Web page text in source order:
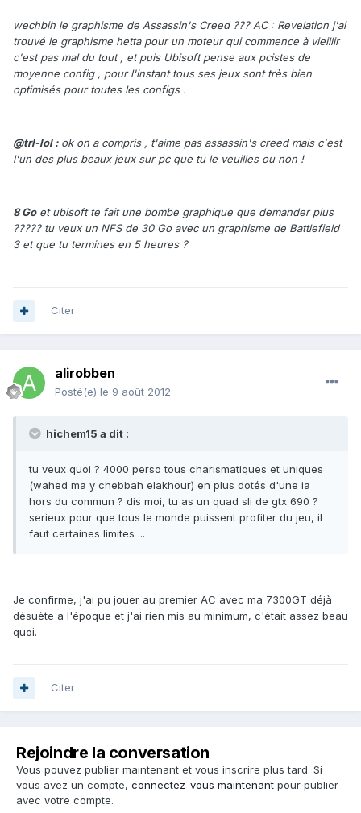
wechbih le graphisme de Assassin's Creed ??? AC : Revelation j'ai
trouvé le graphisme hetta pour un moteur qui commence à vieillir
c'est pas mal du tout , et puis Ubisoft pense aux pcistes de
moyenne config , pour l'instant tous ses jeux sont très bien
optimisés pour toutes les configs .
@trl-lol :ok on a compris , t'aime pas assassin's creed mais c'est
l'un des plus beaux jeux sur pc que tu le veuilles ou non !
8 Goet ubisoft te fait une bombe graphique que demander plus
????? tu veux un NFS de 30 Go avec un graphisme de Battlefield
3 et que tu termines en 5 heures ?
Citer
alirobben
Posté(e) le 9 août 2012
hichem15 a dit :
tu veux quoi ? 4000 perso tous charismatiques et uniques
(wahed ma y chebbah elakhour) en plus dotés d'une ia
hors du commun ? dis moi, tu as un quad sli de gtx 690 ?
serieux pour que tous le monde puissent profiter du jeu, il
faut certaines limites ...
Je confirme, j'ai pu jouer au premier AC avec ma 7300GT déjà
désuète a l'époque et j'ai rien mis au minimum, c'était assez beau
quoi.
Citer
Rejoindre la conversation
Vous pouvez publier maintenant et vous inscrire plus tard. Si
vous avez un compte, connectez-vous maintenant pour publier
avec votre compte.